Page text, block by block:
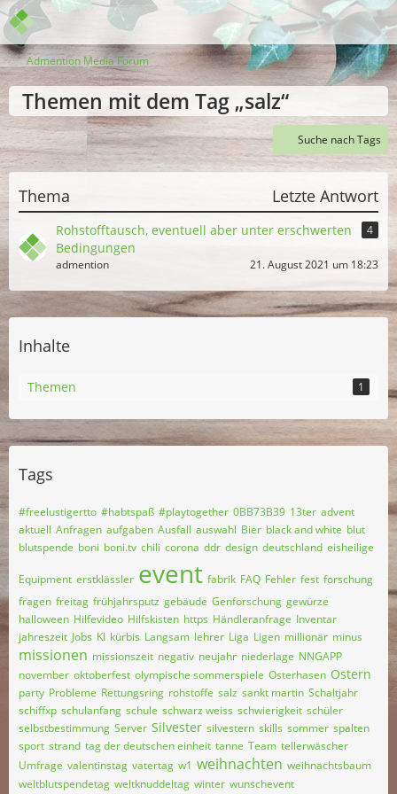
Admention Media Forum
Themen mit dem Tag „salz“
Suche nach Tags
Thema Letzte Antwort
Rohstofftausch, eventuell aber unter erschwerten
Bedingungen
4
admention 21. August 2021 um 18:23
Inhalte
Themen 1
Tags
#freelustigertto #habtspaß #playtogether 0BB73B39 13ter advent
aktuell Anfragen aufgaben Ausfall auswahl Bier black and white blut
blutspende boni boni.tv chili corona ddr design deutschland eisheilige
Equipment erstklässler event fabrik FAQ Fehler fest forschung
fragen freitag frühjahrsputz gebäude Genforschung gewürze
halloween Hilfevideo Hilfskisten https Händleranfrage Inventar
jahreszeit Jobs KI kürbis Langsam lehrer Liga Ligen millionär minus
missionen missionszeit negativ neujahr niederlage NNGAPP
november oktoberfest olympische sommerspiele Osterhasen Ostern
party Probleme Rettungsring rohstoffe salz sankt martin Schaltjahr
schiffxp schulanfang schule schwarz weiss schwierigkeit schüler
selbstbestimmung Server Silvester silvestern skills sommer spalten
sport strand tag der deutschen einheit tanne Team tellerwäscher
Umfrage valentinstag vatertag w1 weihnachten weihnachtsbaum
weltblutspendetag weltknuddeltag winter wunschevent